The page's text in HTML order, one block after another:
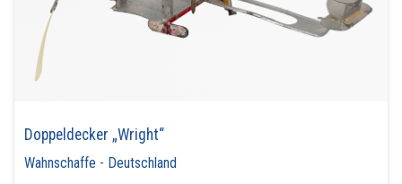
Doppeldecker „Wright“
Wahnschaffe - Deutschland